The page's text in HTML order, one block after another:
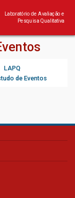
Laboratório de Avaliação e
Pesquisa Qualitativa
LAPQ
de Eventos